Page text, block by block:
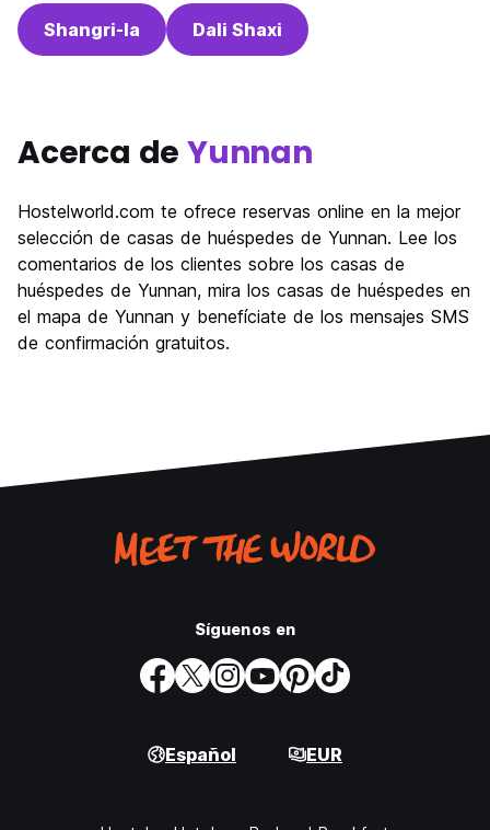
Shangri-la Dali Shaxi
Acerca deYunnan
Hostelworld.com te ofrece reservas online en la mejor
selección de casas de huéspedes de Yunnan. Lee los
comentarios de los clientes sobre los casas de
huéspedes de Yunnan, mira los casas de huéspedes en
el mapa de Yunnan y benefíciate de los mensajes SMS
de confirmación gratuitos.
Síguenos en
Español EUR